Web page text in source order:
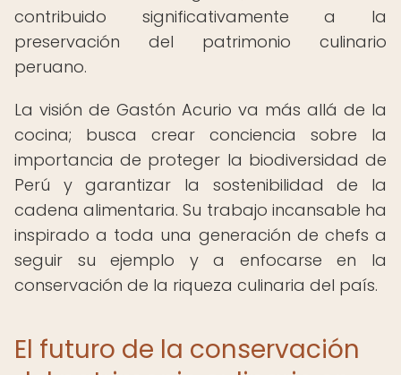
contribuido significativamente a la
preservación del patrimonio culinario
peruano.
La visión de Gastón Acurio va más allá de la
cocina; busca crear conciencia sobre la
importancia de proteger la biodiversidad de
Perú y garantizar la sostenibilidad de la
cadena alimentaria. Su trabajo incansable ha
inspirado a toda una generación de chefs a
seguir su ejemplo y a enfocarse en la
conservación de la riqueza culinaria del país.
El futuro de la conservación